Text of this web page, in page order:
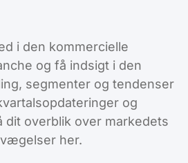
i den kommercielle
og få indsigt i den
segmenter og tendenser
og
dit overblik over markedets
her.